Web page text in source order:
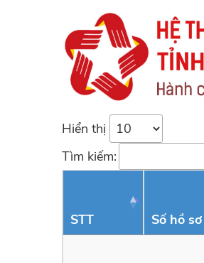
Hiển thị
Tìm kiếm:
STT Số hồ sơ